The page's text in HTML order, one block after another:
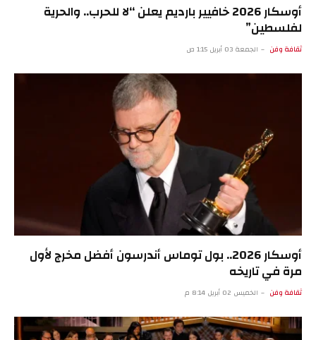
أوسكار 2026 خافيير بارديم يعلن “لا للحرب.. والحرية
لفلسطين”
ثقافة وفن الجمعة 03 أبريل 1:15 ص
أوسكار 2026.. بول توماس أندرسون أفضل مخرج لأول
مرة في تاريخه
ثقافة وفن الخميس 02 أبريل 8:14 م